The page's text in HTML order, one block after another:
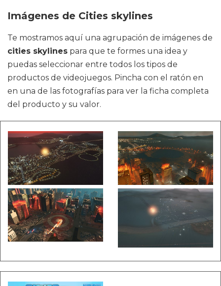
Imágenes de Cities skylines
Te mostramos aquí una agrupación de imágenes de
cities skylines para que te formes una idea y
puedas seleccionar entre todos los tipos de
productos de videojuegos. Pincha con el ratón en
en una de las fotografías para ver la ficha completa
del producto y su valor.